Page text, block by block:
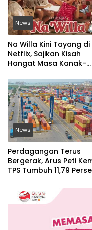
News
Na Willa Kini Tayang di
Netflix, Sajikan Kisah
Hangat Masa Kanak-
News
Perdagangan Terus
Bergerak, Arus Peti
TPS Tumbuh 11,79